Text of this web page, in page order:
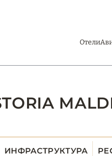
Отели
ИНФРАСТРУКТУРА